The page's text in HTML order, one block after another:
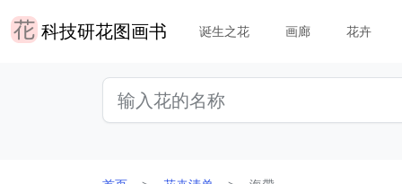
科技研花图画书 诞生之花 画廊 花卉